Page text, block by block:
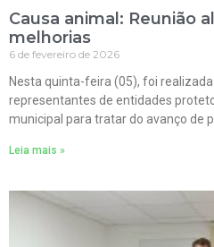
Causa animal: Reunião
melhorias
6 de fevereiro de 2026
Nesta quinta-feira (05), foi
representantes de entidades
municipal para tratar do avanço de
Leia mais »